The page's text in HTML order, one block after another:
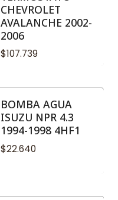
CHEVROLET
AVALANCHE 2002-
2006
$107.739
BOMBA AGUA
ISUZU NPR 4.3
1994-1998 4HF1
$22.640